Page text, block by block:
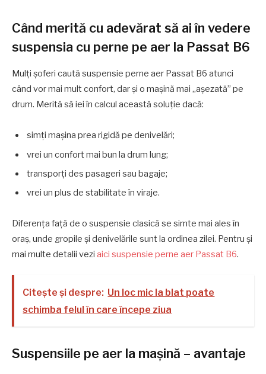
Când merită cu adevărat să ai în vedere
suspensia cu perne pe aer la Passat B6
Mulți șoferi caută suspensie perne aer Passat B6 atunci
când vor mai mult confort, dar și o mașină mai „așezată” pe
drum. Merită să iei în calcul această soluție dacă:
simți mașina prea rigidă pe denivelări;
vrei un confort mai bun la drum lung;
transporți des pasageri sau bagaje;
vrei un plus de stabilitate în viraje.
Diferența față de o suspensie clasică se simte mai ales în
oraș, unde gropile și denivelările sunt la ordinea zilei. Pentru și
mai multe detalii vezi aici suspensie perne aer Passat B6.
Citește și despre: Un loc mic la blat poate
schimba felul în care începe ziua
Suspensiile pe aer la mașină – avantaje